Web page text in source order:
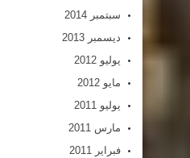
سبتمبر 2014
ديسمبر 2013
يوليو 2012
مايو 2012
يوليو 2011
مارس 2011
فبراير 2011